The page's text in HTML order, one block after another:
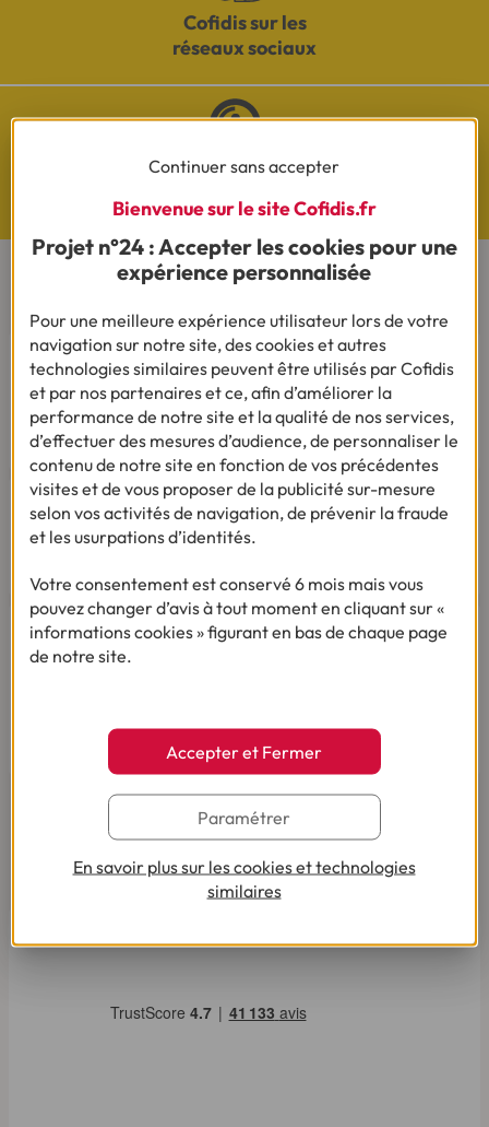
Cofidis sur les
réseaux sociaux
Nos études exclusives
Par téléphone
Du lundi au vendredi de 8h00 à 19h00
Le samedi de 8h00 à 14h00.
03 28 09 21 18(Appel non surtaxé - coût selon
opérateur).
Par mail
Vous êtes sourd ou malentendant
Dialoguez par écrit ou en Langue Des Signes
18h
AVIS ET TÉMOIGNAGES
Continuer sans accepter
Bienvenue sur le site Cofidis.fr
Projet n°24 : Accepter les cookies pour une
expérience personnalisée
Pour une meilleure expérience utilisateur lors de votre
navigation sur notre site, des cookies et autres
technologies similaires peuvent être utilisés par Cofidis
et par nos partenaires et ce, afin d’améliorer la
performance de notre site et la qualité de nos services,
d’effectuer des mesures d’audience, de personnaliser le
contenu de notre site en fonction de vos précédentes
visites et de vous proposer de la publicité sur-mesure
selon vos activités de navigation, de prévenir la fraude
et les usurpations d’identités.
Votre consentement est conservé 6 mois mais vous
pouvez changer d’avis à tout moment en cliquant sur «
informations cookies » figurant en bas de chaque page
de notre site.
Accepter et Fermer
Paramétrer
En savoir plus sur les cookies et technologies
similaires